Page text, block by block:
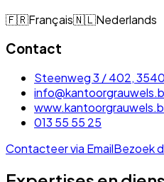
🇫🇷Français🇳🇱Nederlands
Contact
Steenweg 3 / 402,
013 55 55 25
Contacteer via EmailBezoek